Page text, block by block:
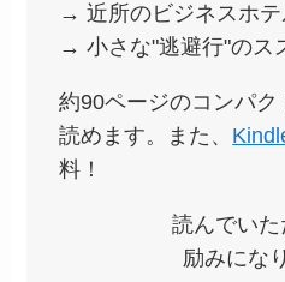
→ 近所のビジネスホテ
→ 小さな"逃避行"のス
約90ページのコンパク
読めます。また、
料！
読んでいた
励みにな